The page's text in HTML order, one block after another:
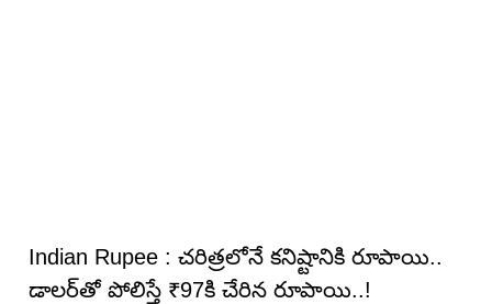
Indian Rupee : చరిత్రలోనే కనిష్టానికి రూపాయి..
డాలర్‌తో పోలిస్తే ₹97కి చేరిన రూపాయి..!